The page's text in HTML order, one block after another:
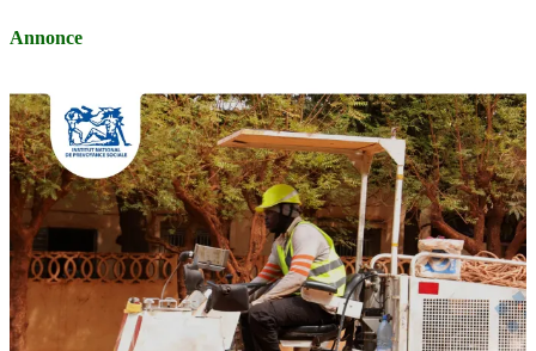
Annonce